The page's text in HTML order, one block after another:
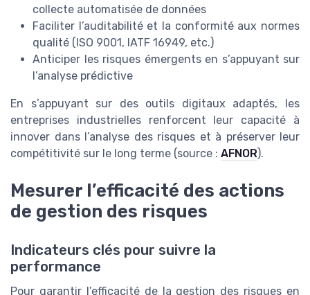
collecte automatisée de données
Faciliter l’auditabilité et la conformité aux normes
qualité (ISO 9001, IATF 16949, etc.)
Anticiper les risques émergents en s’appuyant sur
l’analyse prédictive
En s’appuyant sur des outils digitaux adaptés, les
entreprises industrielles renforcent leur capacité à
innover dans l’analyse des risques et à préserver leur
compétitivité sur le long terme (source : AFNOR).
Mesurer l’efficacité des actions
de gestion des risques
Indicateurs clés pour suivre la
performance
Pour garantir l’efficacité de la gestion des risques en